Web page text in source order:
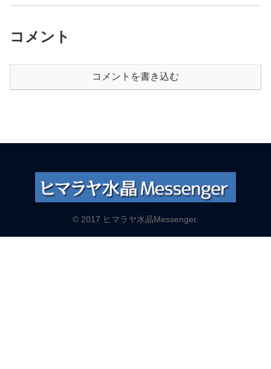
コメント
コメントを書き込む
© 2017 ヒマラヤ水晶Messenger.